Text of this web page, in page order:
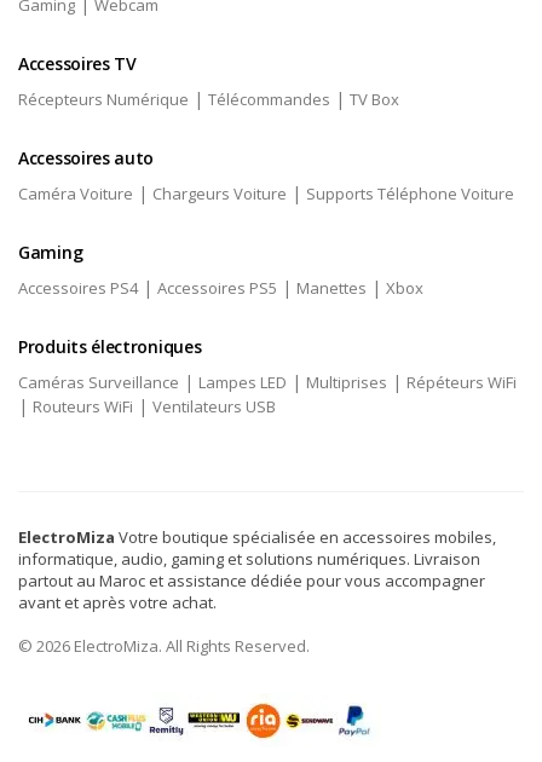
Gaming
Webcam
Accessoires TV
Récepteurs Numérique | Télécommandes | TV Box
Accessoires auto
Caméra Voiture | Chargeurs Voiture | Supports Téléphone Voiture
Gaming
Accessoires PS4| Accessoires PS5 | Manettes | Xbox
Produits électroniques
Caméras Surveillance | Lampes LED | Multiprises | Répéteurs WiFi
| Routeurs WiFi | Ventilateurs USB
ElectroMiza Votre boutique spécialisée en accessoires mobiles,
informatique, audio, gaming et solutions numériques. Livraison
partout au Maroc et assistance dédiée pour vous accompagner
avant et après votre achat.
© 2026 ElectroMiza. All Rights Reserved.